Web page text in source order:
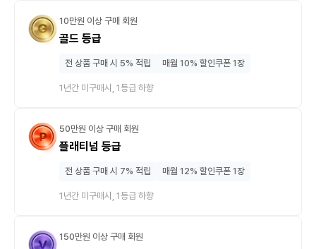
10만원 이상 구매 회원
골드 등급
전 상품 구매 시 5% 적립 매월 10% 할인쿠폰 1장
1년간 미구매시, 1등급 하향
50만원 이상 구매 회원
플래티넘 등급
전 상품 구매 시 7% 적립 매월 12% 할인쿠폰 1장
1년간 미구매시, 1등급 하향
150만원 이상 구매 회원